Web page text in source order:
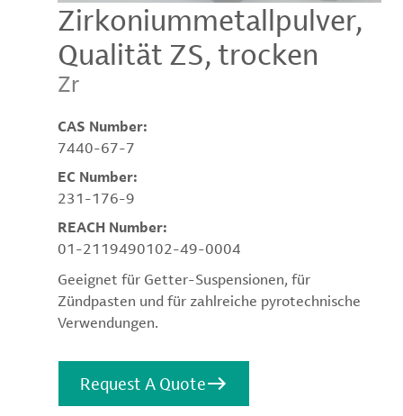
Zirkoniummetallpulver,
Qualität ZS, trocken
Zr
CAS Number:
7440-67-7
EC Number:
231-176-9
REACH Number:
01-2119490102-49-0004
Geeignet für Getter-Suspensionen, für
Zündpasten und für zahlreiche pyrotechnische
Verwendungen.
Request A Quote